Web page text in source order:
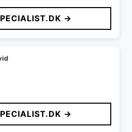
→
→